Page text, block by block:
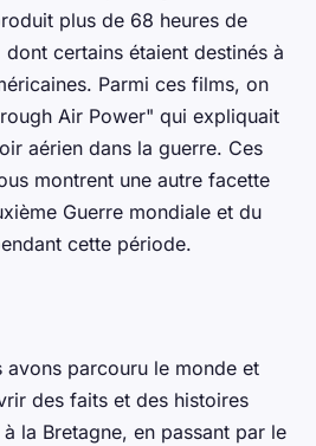
plus de 68 heures de
certains étaient destinés à
Parmi ces films, on
Air Power" qui expliquait
aérien dans la guerre. Ces
montrent une autre facette
Guerre mondiale et du
cette période.
avons parcouru le monde et
des faits et des histoires
la Bretagne, en passant par le